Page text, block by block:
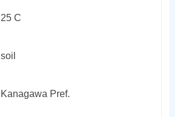
25 C
soil
Kanagawa Pref.